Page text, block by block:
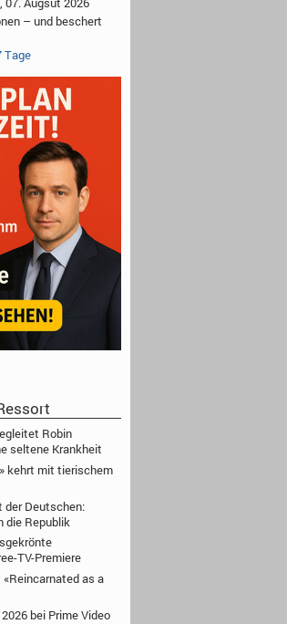
– und beschert
Tage
Robin
seltene Krankheit
kehrt mit tierischem
der Deutschen:
die Republik
TV-Premiere
as a
bei Prime Video